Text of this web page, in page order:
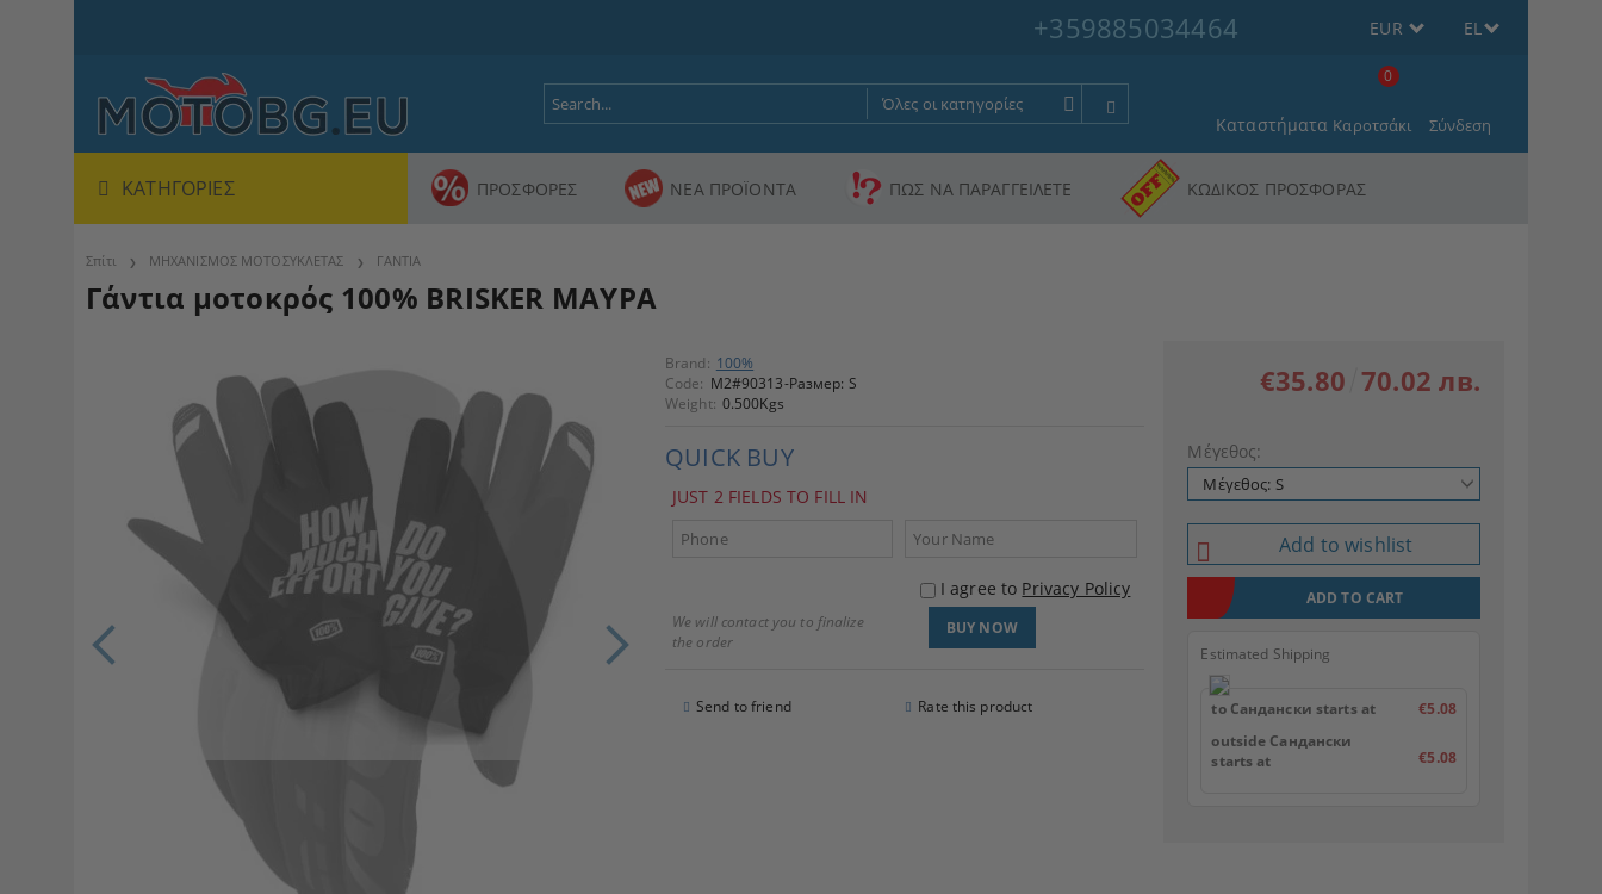
+359885034464 EUR EL
Καταστήματα Καροτσάκι
0
Σύνδεση
ΚΑΤΗΓΟΡΊΕΣ ΠΡΟΣΦΟΡΕΣ ΝΕΑ ΠΡΟΪΟΝΤΑ ΠΩΣ ΝΑ ΠΑΡΑΓΓΕΙΛΕΤΕ ΚΩΔΙΚΟΣ ΠΡΟΣΦΟΡΑΣ
Σπίτι ΜΗΧΑΝΙΣΜΟΣ ΜΟΤΟΣΥΚΛΕΤΑΣ ΓΑΝΤΙΑ
Γάντια μοτοκρός 100% BRISKER ΜΑΥΡΑ
Brand: 100%
Code: M2#90313-Размер: S
Weight: 0.500Kgs
QUICK BUY
JUST 2 FIELDS TO FILL IN
I agree to Privacy Policy
We will contact you to finalize
the order
Send to friend Rate this product
€35.80 70.02 лв.
Μέγεθος:
Add to wishlist
Estimated Shipping
to Сандански starts at
€5.08
outside Сандански
starts at
€5.08